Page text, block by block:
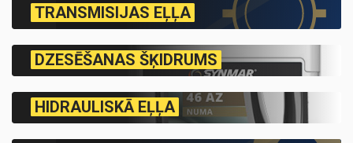
TRANSMISIJAS EĻĻA
DZESĒŠANAS ŠĶIDRUMS
HIDRAULISKĀ EĻĻA